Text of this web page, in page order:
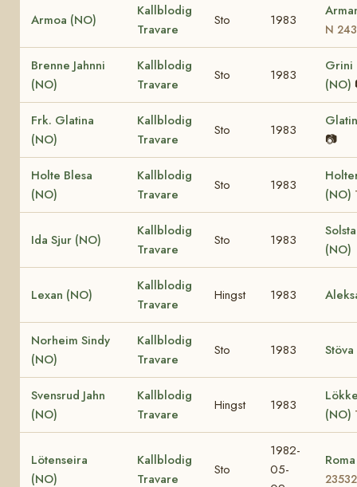
Armoa (NO)
Kallblodig
Travare
Sto 1983
N
Brenne Jahnni
(NO)
Kallblodig
Travare
Sto 1983
Grini
(NO)
Frk. Glatina
(NO)
Kallblodig
Travare
Sto 1983
📷
Holte Blesa
(NO)
Kallblodig
Travare
Sto 1983
(NO)
Ida Sjur (NO)
Kallblodig
Travare
Sto 1983
(NO)
Lexan (NO)
Kallblodig
Travare
Hingst 1983
Norheim Sindy
(NO)
Kallblodig
Travare
Sto 1983
Svensrud Jahn
(NO)
Kallblodig
Travare
Hingst 1983
(NO)
Lötenseira
(NO)
Kallblodig
Travare
Sto
1982-
05-
23532